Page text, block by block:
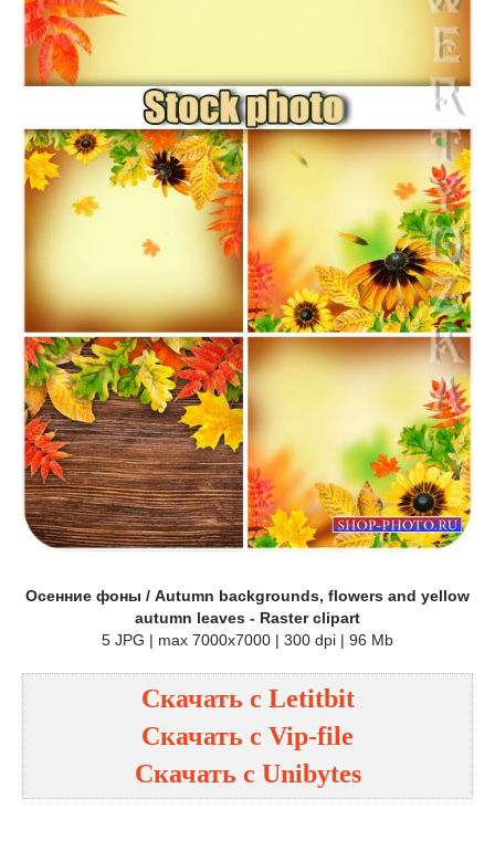
Осенние фоны / Autumn backgrounds, flowers and yellow
autumn leaves - Raster clipart
5 JPG | max 7000x7000 | 300 dpi | 96 Mb
Скачать с Letitbit
Скачать с Vip-file
Скачать с Unibytes